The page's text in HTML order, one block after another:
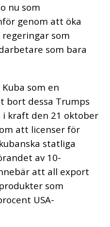
nu som
genom att öka
som
som bara
som en
bort dessa Trumps
i kraft den 21 oktober
att licenser för
statliga
av 10-
att all export
som
USA-